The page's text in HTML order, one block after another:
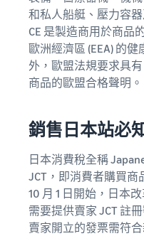
和私人船艇、壓力容
CE 是製造商用於商品
歐洲經濟區 (EEA) 的
外，歐盟法規要求具
商品的歐盟合格聲明。
銷售日本站必
日本消費稅全稱
JCT，即消費者購買商
10 月 1 日開始，日本
需要提供賣家 JCT 註
賣家開立的發票需符合